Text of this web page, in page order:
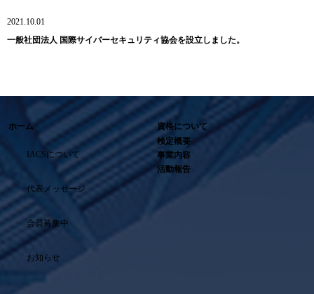
2021.10.01
一般社団法人 国際サイバーセキュリティ協会を設立しました。
ホーム
IACSについて
代表 メッセージ
会員募集中
お知らせ
資格について
検定概要
事業内容
活動報告